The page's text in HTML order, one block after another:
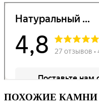
ПОХОЖИЕ КАМНИ